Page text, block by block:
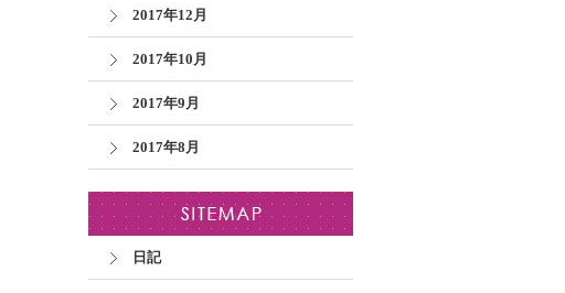
2017年12月
2017年10月
2017年9月
2017年8月
日記